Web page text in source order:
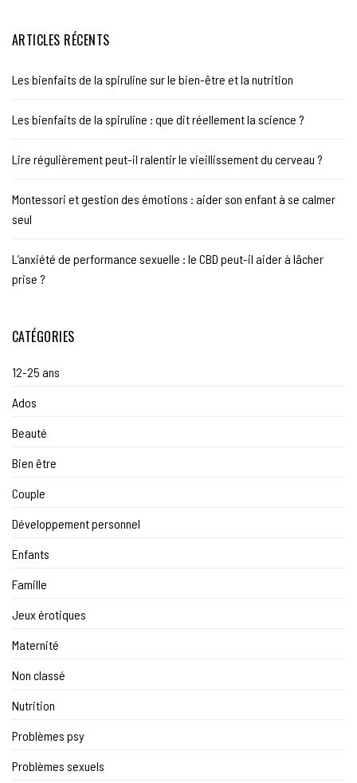
ARTICLES RÉCENTS
Les bienfaits de la spiruline sur le bien-être et la nutrition
Les bienfaits de la spiruline : que dit réellement la science ?
Lire régulièrement peut-il ralentir le vieillissement du cerveau ?
Montessori et gestion des émotions : aider son enfant à se calmer
seul
L’anxiété de performance sexuelle : le CBD peut-il aider à lâcher
prise ?
CATÉGORIES
12-25 ans
Ados
Beauté
Bien être
Couple
Développement personnel
Enfants
Famille
Jeux érotiques
Maternité
Non classé
Nutrition
Problèmes psy
Problèmes sexuels